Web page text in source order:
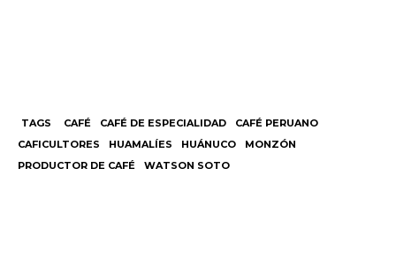
TAGS CAFÉ CAFÉ DE ESPECIALIDAD
CAFÉ PERUANO
CAFICULTORES
HUAMALÍES HUÁNUCO
MONZÓN
PRODUCTOR DE CAFÉ
WATSON SOTO